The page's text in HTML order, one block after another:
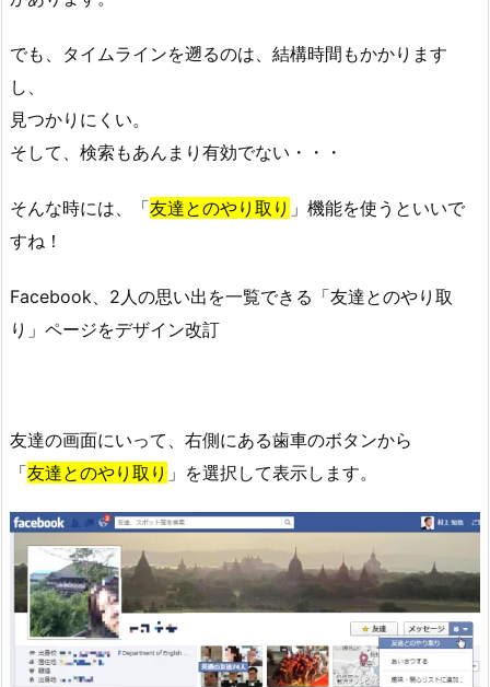
でも、タイムラインを遡るのは、結構時間もかかります
し、
見つかりにくい。
そして、検索もあんまり有効でない・・・
そんな時には、「友達とのやり取り 」機能を使うといいで
すね！
Facebook、2人の思い出を一覧できる「友達とのやり取
り」ページをデザイン改訂
友達の画面にいって、右側にある歯車のボタンから
「友達とのやり取り 」を選択して表示します。